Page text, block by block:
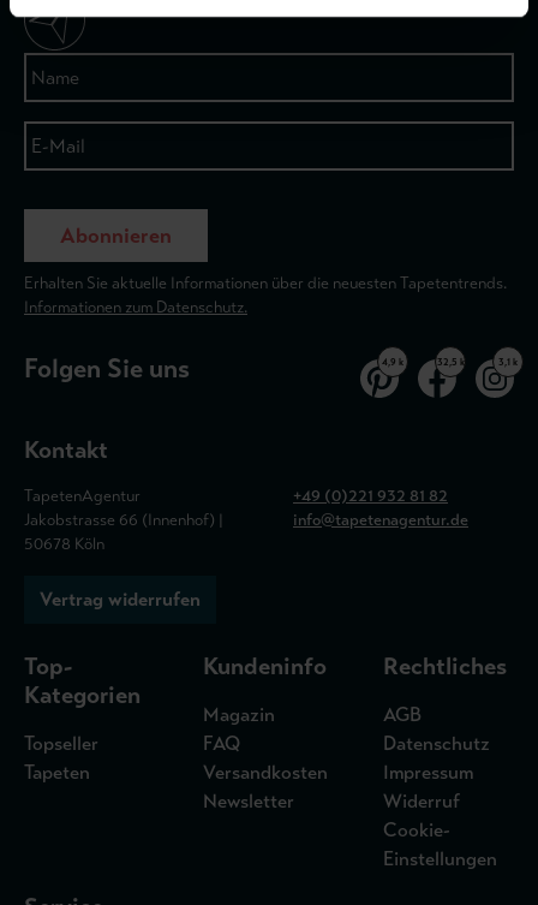
Abonnieren
Erhalten Sie aktuelle Informationen über die neuesten Tapetentrends.
Informationen zum Datenschutz.
Folgen Sie uns 4,9 k 32,5 k 3,1 k
Kontakt
TapetenAgentur
Jakobstrasse 66 (Innenhof) |
50678 Köln
+49 (0)221 932 81 82
info@tapetenagentur.de
Vertrag widerrufen
Top-
Kategorien
Topseller
Tapeten
Kundeninfo
Magazin
FAQ
Versandkosten
Newsletter
Rechtliches
AGB
Datenschutz
Impressum
Widerruf
Cookie-
Einstellungen